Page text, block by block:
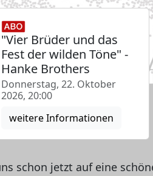
"Vier Brüder und das
Fest der wilden Töne" -
Hanke Brothers
Donnerstag, 22. Oktober
2026, 20:00
weitere Informationen
schon jetzt auf eine